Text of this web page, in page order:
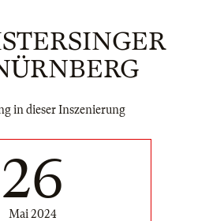
in dieser Inszenierung
26
Mai 2024